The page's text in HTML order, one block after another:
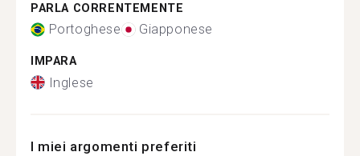
PARLA CORRENTEMENTE
Portoghese Giapponese
IMPARA
Inglese
I miei argomenti preferiti